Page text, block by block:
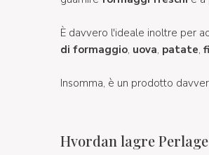
È davvero l'ideale inoltre per
di formaggio, uova, patate,
Insomma, è un prodotto
Hvordan lagre